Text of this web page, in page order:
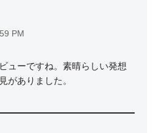
PM
ューですね。素晴らしい発想
がありました。